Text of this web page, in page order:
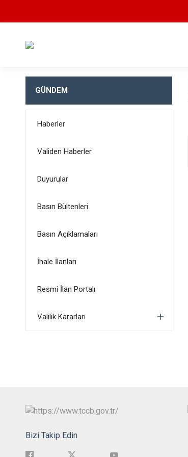
GÜNDEM
Haberler
Validen Haberler
Duyurular
Basın Bültenleri
Basın Açıklamaları
İhale İlanları
Resmi İlan Portalı
Valilik Kararları
Bizi Takip Edin